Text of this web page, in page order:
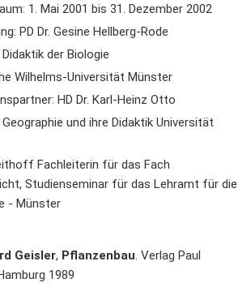
1. Mai 2001 bis 31. Dezember 2002
PD Dr. Gesine Hellberg-Rode
der Biologie
Wilhelms-Universität Münster
HD Dr. Karl-Heinz Otto
und ihre Didaktik Universität
Fachleiterin für das Fach
Studienseminar für das Lehramt für die
- Münster
Geisler, Pflanzenbau. Verlag Paul
1989